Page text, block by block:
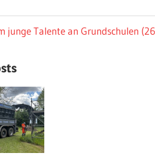
junge Talente an Grundschulen